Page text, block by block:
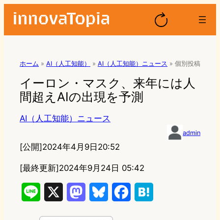
ホーム » AI（人工知能） » AI（人工知能）ニュース » 個別投稿
イーロン・マスク、来年には人
間超えAIの出現を予測
AI（人工知能）ニュース
admin
[公開]2024年4月9日20:52
[最終更新]2024年9月24日 05:42